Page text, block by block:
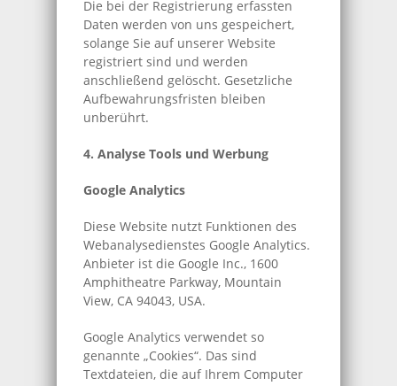
Die bei der Registrierung erfassten
Daten werden von uns gespeichert,
solange Sie auf unserer Website
registriert sind und werden
anschließend gelöscht. Gesetzliche
Aufbewahrungsfristen bleiben
unberührt.
4. Analyse Tools und Werbung
Google Analytics
Diese Website nutzt Funktionen des
Webanalysedienstes Google Analytics.
Anbieter ist die Google Inc., 1600
Amphitheatre Parkway, Mountain
View, CA 94043, USA.
Google Analytics verwendet so
genannte „Cookies“. Das sind
Textdateien, die auf Ihrem Computer